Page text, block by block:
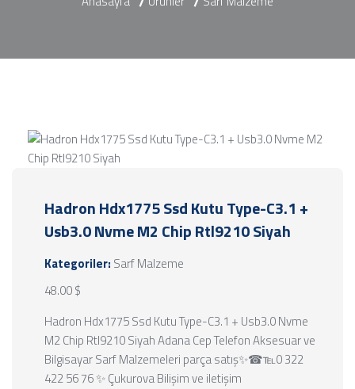
Hadron Hdx1775 Ssd Kutu Type-C3.1 +
Usb3.0 Nvme M2 Chip Rtl9210 Siyah
Kategoriler: Sarf Malzeme
48.00 $
Hadron Hdx1775 Ssd Kutu Type-C3.1 + Usb3.0 Nvme
M2 Chip Rtl9210 Siyah Adana Cep Telefon Aksesuar ve
Bilgisayar Sarf Malzemeleri parça satış✨☎℡0 322
422 56 76 ✨ Çukurova Bilişim ve iletişim